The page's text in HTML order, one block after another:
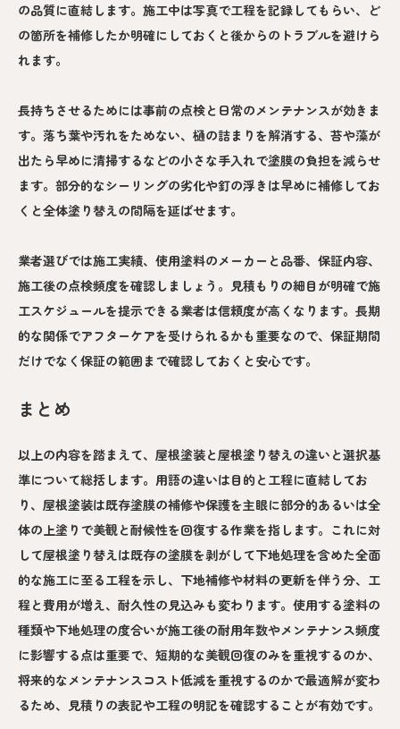
の品質に直結します。施工中は写真で工程を記録してもらい、ど
の箇所を補修したか明確にしておくと後からのトラブルを避けら
れます。
長持ちさせるためには事前の点検と日常のメンテナンスが効きま
す。落ち葉や汚れをためない、樋の詰まりを解消する、苔や藻が
出たら早めに清掃するなどの小さな手入れで塗膜の負担を減らせ
ます。部分的なシーリングの劣化や釘の浮きは早めに補修してお
くと全体塗り替えの間隔を延ばせます。
業者選びでは施工実績、使用塗料のメーカーと品番、保証内容、
施工後の点検頻度を確認しましょう。見積もりの細目が明確で施
工スケジュールを提示できる業者は信頼度が高くなります。長期
的な関係でアフターケアを受けられるかも重要なので、保証期間
だけでなく保証の範囲まで確認しておくと安心です。
まとめ
以上の内容を踏まえて、屋根塗装と屋根塗り替えの違いと選択基
準について総括します。用語の違いは目的と工程に直結してお
り、屋根塗装は既存塗膜の補修や保護を主眼に部分的あるいは全
体の上塗りで美観と耐候性を回復する作業を指します。これに対
して屋根塗り替えは既存の塗膜を剥がして下地処理を含めた全面
的な施工に至る工程を示し、下地補修や材料の更新を伴う分、工
程と費用が増え、耐久性の見込みも変わります。使用する塗料の
種類や下地処理の度合いが施工後の耐用年数やメンテナンス頻度
に影響する点は重要で、短期的な美観回復のみを重視するのか、
将来的なメンテナンスコスト低減を重視するのかで最適解が変わ
るため、見積りの表記や工程の明記を確認することが有効です。